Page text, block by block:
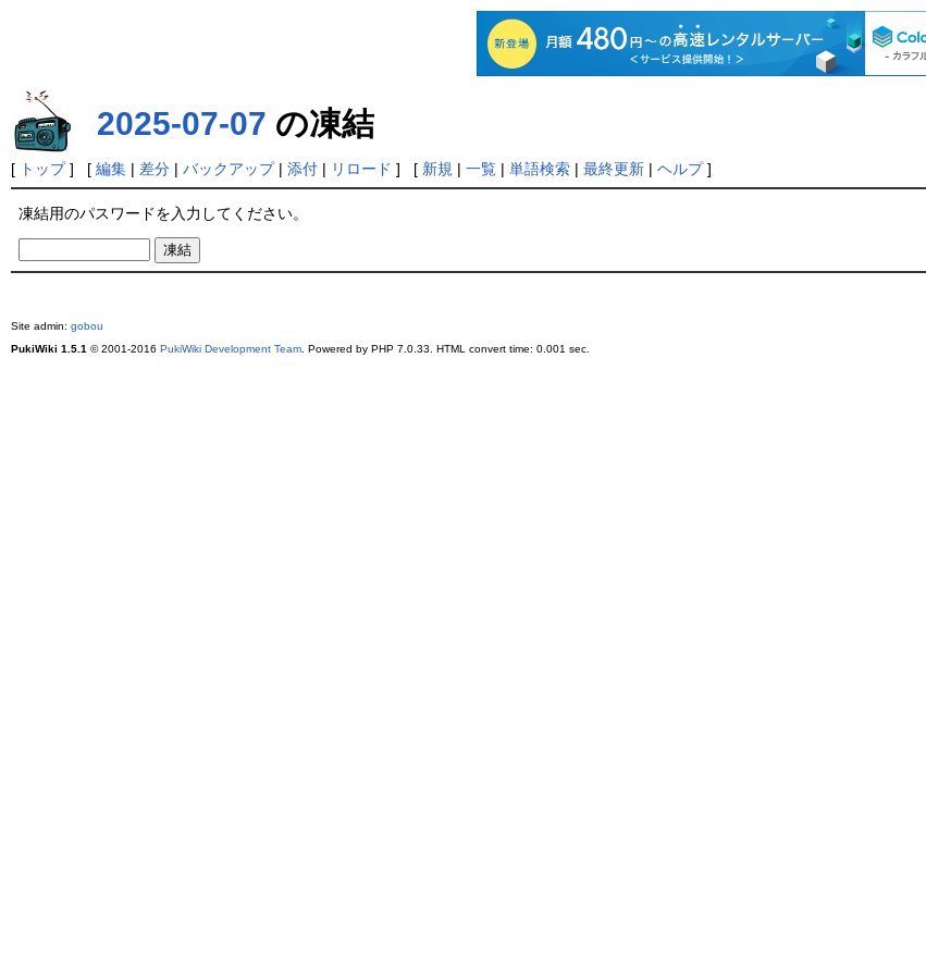
2025-07-07 の凍結
[ トップ] [ 編集 | 差分 | バックアップ| 添付 | リロード ] [ 新規 | 一覧 | 単語検索 | 最終更新 | ヘルプ]
凍結用のパスワードを入力してください。
Site admin: gobou
PukiWiki 1.5.1 © 2001-2016 PukiWiki Development Team . Powered by PHP 7.0.33. HTML convert time: 0.001 sec.